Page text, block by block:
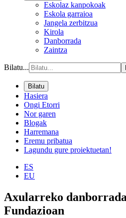
Eskolaz kanpokoak
Eskola garraioa
Jangela zerbitzua
Kirola
Danborrada
Zaintza
Bilatu...
Bilatu
Hasiera
Ongi Etorri
Nor garen
Blogak
Harremana
Eremu pribatua
Lagundu gure proiektuetan!
ES
EU
Axularreko
Fundazioan